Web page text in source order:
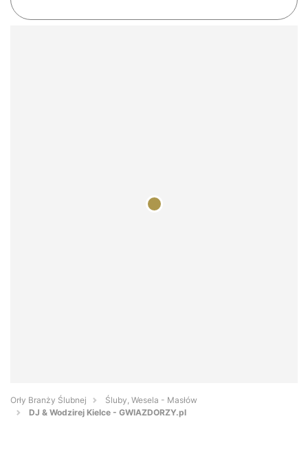
Orły Branży Ślubnej
Śluby, Wesela - Masłów
DJ & Wodzirej Kielce - GWIAZDORZY.pl